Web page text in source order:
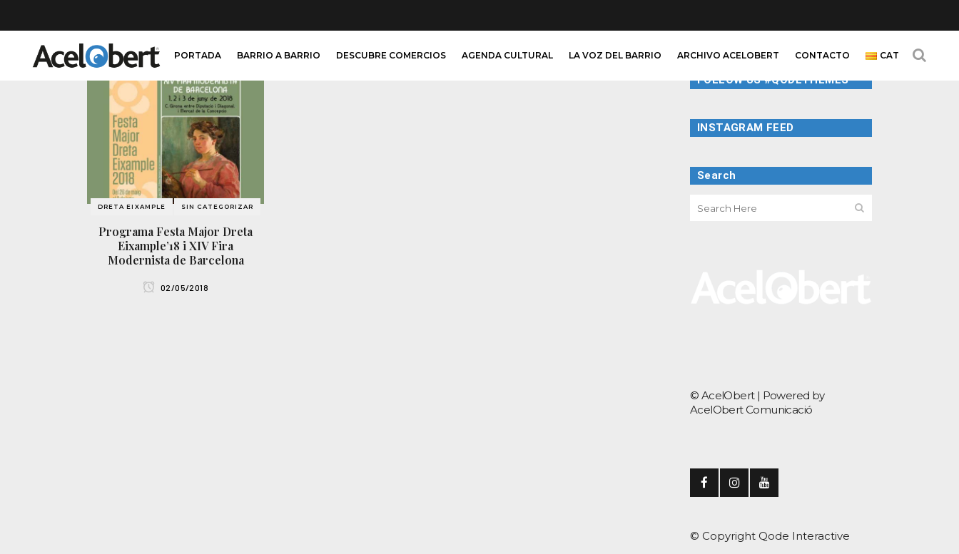
PORTADA BARRIO A BARRIO DESCUBRE COMERCIOS AGENDA CULTURAL LA VOZ DEL BARRIO ARCHIVO ACELOBERT CONTACTO CAT
DRETA EIXAMPLE SIN CATEGORIZAR
Programa Festa Major Dreta
Eixample’18 i XIV Fira
Modernista de Barcelona
02/05/2018
FOLLOW US #QODETHEMES
INSTAGRAM FEED
Search
© AcelObert | Powered by
AcelObert Comunicació
© Copyright Qode Interactive